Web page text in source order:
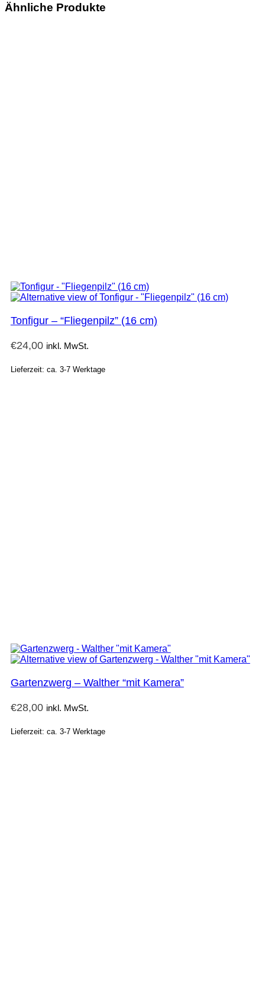
Ähnliche Produkte
Tonfigur – “Fliegenpilz” (16 cm)
€24,00 inkl. MwSt.
Lieferzeit: ca. 3-7 Werktage
Gartenzwerg – Walther “mit Kamera”
€28,00 inkl. MwSt.
Lieferzeit: ca. 3-7 Werktage